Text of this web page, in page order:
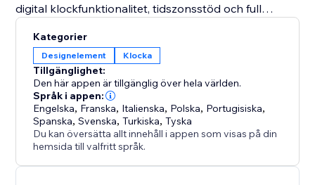
digital klockfunktionalitet, tidszonsstöd och full
för att lägga till en levande klockwidget på din
webbplats.
Förbättra din webbplats med en modern,
anpassningsbar tidsvisning och ge dina besökare
den information de behöver - i realtid.
Kategorier
Designelement Klocka
Tillgänglighet:
Den här appen är tillgänglig över hela världen.
Språk i appen:
Engelska, Franska, Italienska, Polska, Portugisiska,
Spanska,Svenska,Turkiska,Tyska
Du kan översätta allt innehåll i appen som visas på din
hemsida till valfritt språk.